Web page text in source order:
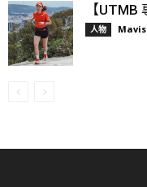
【UTMB
人物